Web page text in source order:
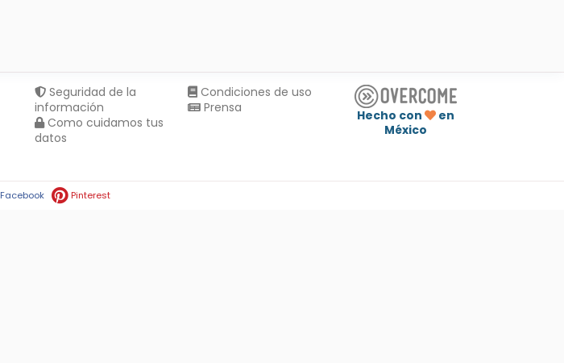
Seguridad de la
información
Como cuidamos tus
datos
Condiciones de uso
Prensa
Hecho con
en
México
Facebook Pinterest